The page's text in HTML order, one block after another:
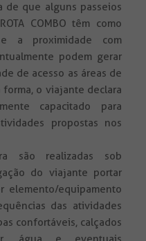
de que alguns passeios
COMBO têm como
a proximidade com
podem gerar
de acesso as áreas de
o viajante declara
capacitado para
propostas nos
são realizadas sob
do viajante portar
elemento/equipamento
das atividades
confortáveis, calçados